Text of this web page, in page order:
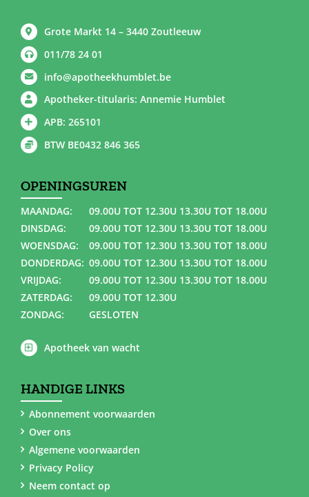
Grote Markt 14 – 3440 Zoutleeuw
011/78 24 01
info@apotheekhumblet.be
Apotheker-titularis: Annemie Humblet
APB: 265101
BTW BE0432 846 365
OPENINGSUREN
MAANDAG:
09.00U TOT 12.30U 13.30U TOT 18.00U
DINSDAG:
09.00U TOT 12.30U 13.30U TOT 18.00U
WOENSDAG:
09.00U TOT 12.30U 13.30U TOT 18.00U
DONDERDAG: 09.00U TOT 12.30U 13.30U TOT 18.00U
VRIJDAG:
09.00U TOT 12.30U 13.30U TOT 18.00U
ZATERDAG:
09.00U TOT 12.30U
ZONDAG:
GESLOTEN
Apotheek van wacht
HANDIGE LINKS
Abonnement voorwaarden
Over ons
Algemene voorwaarden
Privacy Policy
Neem contact op